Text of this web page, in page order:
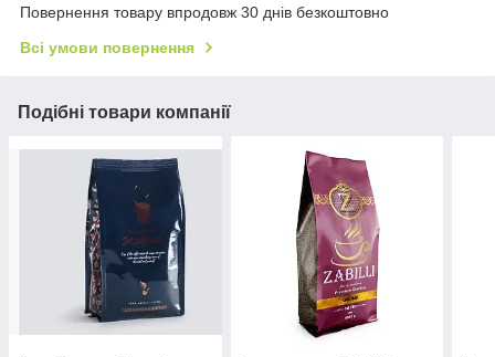
Повернення товару впродовж 30 днів безкоштовно
Всі умови повернення
Подібні товари компанії